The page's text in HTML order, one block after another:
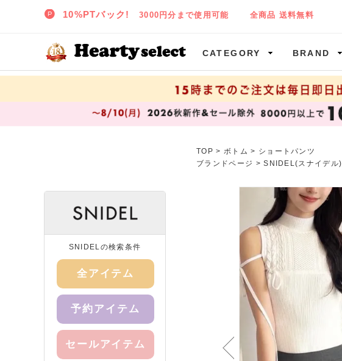
CATEGORY BRAND
TOP > ボトム > ショートパンツ
ブランドページ >SNIDEL(スナイデル)
SNIDELの検索条件
全アイテム
予約アイテム
セールアイテム